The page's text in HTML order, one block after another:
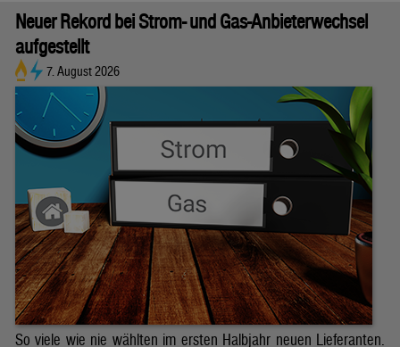
Neuer Rekord bei Strom- und Gas-Anbieterwechsel
aufgestellt
7. August 2026
So viele wie nie wählten im ersten Halbjahr neuen Lieferanten.